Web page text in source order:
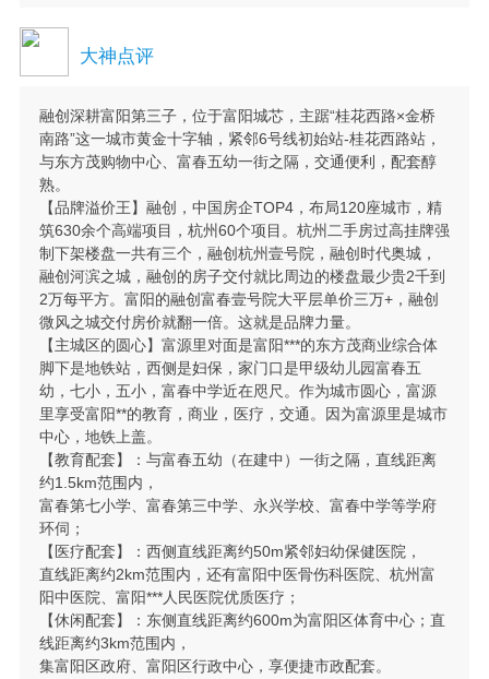
大神点评
融创深耕富阳第三子，位于富阳城芯，主踞“桂花西路×金桥
南路”这一城市黄金十字轴，紧邻6号线初始站-桂花西路站，
与东方茂购物中心、富春五幼一街之隔，交通便利，配套醇
熟。
【品牌溢价王】融创，中国房企TOP4，布局120座城市，精
筑630余个高端项目，杭州60个项目。杭州二手房过高挂牌强
制下架楼盘一共有三个，融创杭州壹号院，融创时代奥城，
融创河滨之城，融创的房子交付就比周边的楼盘最少贵2千到
2万每平方。富阳的融创富春壹号院大平层单价三万+，融创
微风之城交付房价就翻一倍。这就是品牌力量。
【主城区的圆心】富源里对面是富阳***的东方茂商业综合体
脚下是地铁站，西侧是妇保，家门口是甲级幼儿园富春五
幼，七小，五小，富春中学近在咫尺。作为城市圆心，富源
里享受富阳**的教育，商业，医疗，交通。因为富源里是城市
中心，地铁上盖。
【教育配套】：与富春五幼（在建中）一街之隔，直线距离
约1.5km范围内，
富春第七小学、富春第三中学、永兴学校、富春中学等学府
环伺；
【医疗配套】：西侧直线距离约50m紧邻妇幼保健医院，
直线距离约2km范围内，还有富阳中医骨伤科医院、杭州富
阳中医院、富阳***人民医院优质医疗；
【休闲配套】：东侧直线距离约600m为富阳区体育中心；直
线距离约3km范围内，
集富阳区政府、富阳区行政中心，享便捷市政配套。